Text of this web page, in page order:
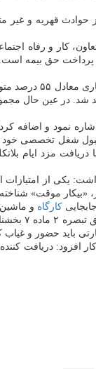
متوسط مزد یا
نمود و اضافه
شغل تخصصی خود
مزد ایام
یكی از
«بیكار موقت»
كارگاه و
یاوری
باید حضور و غیاب